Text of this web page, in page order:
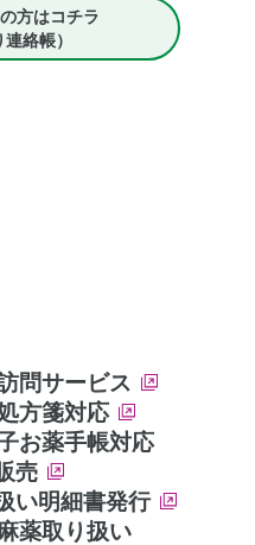
方はコチラ
連絡帳）
問サービス
方箋対応
お薬手帳対応
売
い明細書発行
薬取り扱い